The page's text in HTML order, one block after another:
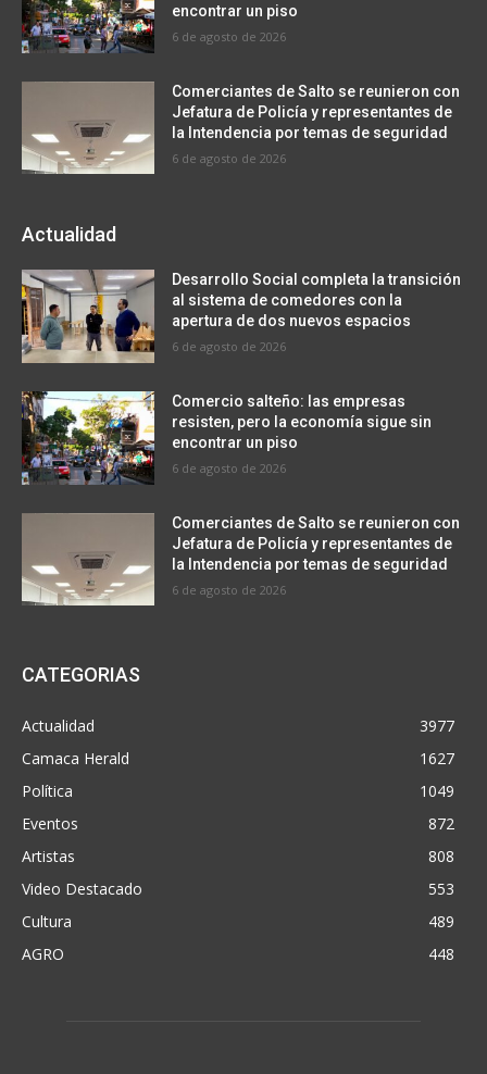
encontrar un piso
6 de agosto de 2026
Comerciantes de Salto se reunieron con
Jefatura de Policía y representantes de
la Intendencia por temas de seguridad
6 de agosto de 2026
Actualidad
Desarrollo Social completa la transición
al sistema de comedores con la
apertura de dos nuevos espacios
6 de agosto de 2026
Comercio salteño: las empresas
resisten, pero la economía sigue sin
encontrar un piso
6 de agosto de 2026
Comerciantes de Salto se reunieron con
Jefatura de Policía y representantes de
la Intendencia por temas de seguridad
6 de agosto de 2026
CATEGORIAS
Actualidad
3977
Camaca Herald
1627
Política
1049
Eventos
872
Artistas
808
Video Destacado
553
Cultura
489
AGRO
448